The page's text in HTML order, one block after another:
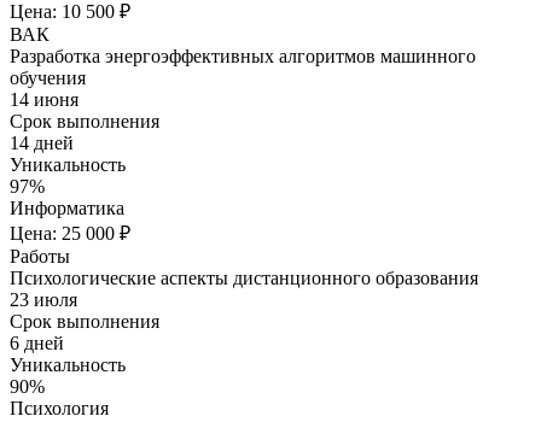
Цена: 10 500 ₽
ВАК
Разработка энергоэффективных алгоритмов машинного
обучения
14 июня
Срок выполнения
14 дней
Уникальность
97%
Информатика
Цена: 25 000 ₽
Работы
Психологические аспекты дистанционного образования
23 июля
Срок выполнения
6 дней
Уникальность
90%
Психология